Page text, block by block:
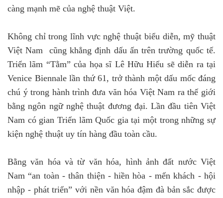
càng mạnh mẽ của nghệ thuật Việt.
Không chỉ trong lĩnh vực nghệ thuật biểu diễn, mỹ thuật
Việt Nam cũng khẳng định dấu ấn trên trường quốc tế.
Triển lãm “Tằm” của họa sĩ Lê Hữu Hiếu sẽ diễn ra tại
Venice Biennale lần thứ 61, trở thành một dấu mốc đáng
chú ý trong hành trình đưa văn hóa Việt Nam ra thế giới
bằng ngôn ngữ nghệ thuật đương đại. Lần đầu tiên Việt
Nam có gian Triển lãm Quốc gia tại một trong những sự
kiện nghệ thuật uy tín hàng đầu toàn cầu.
Bằng văn hóa và từ văn hóa, hình ảnh đất nước Việt
Nam “an toàn - thân thiện - hiền hòa - mến khách - hội
nhập - phát triển” với nền văn hóa đậm đà bản sắc được